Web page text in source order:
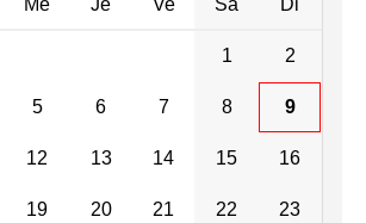
Me Je Ve Sa Di
1 2
5 6 7 8 9
12 13 14 15 16
19 20 21 22 23